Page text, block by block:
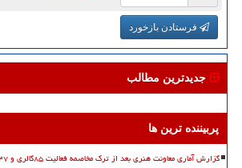
فرستادن بازخورد
جدیدترین مطالب
پربیننده ترین ها
گزارش آماری معاونت هنری بعد از ترک مخاصمه فعالیت ۸۵گالری و ۴۷ اجرای موسیقی